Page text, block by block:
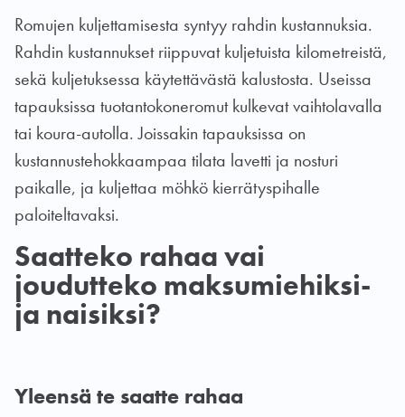
Romujen kuljettamisesta syntyy rahdin kustannuksia.
Rahdin kustannukset riippuvat kuljetuista kilometreistä,
sekä kuljetuksessa käytettävästä kalustosta. Useissa
tapauksissa tuotantokoneromut kulkevat vaihtolavalla
tai koura-autolla. Joissakin tapauksissa on
kustannustehokkaampaa tilata lavetti ja nosturi
paikalle, ja kuljettaa möhkö kierrätyspihalle
paloiteltavaksi.
Saatteko rahaa vai
joudutteko maksumiehiksi-
ja naisiksi?
Yleensä te saatte rahaa